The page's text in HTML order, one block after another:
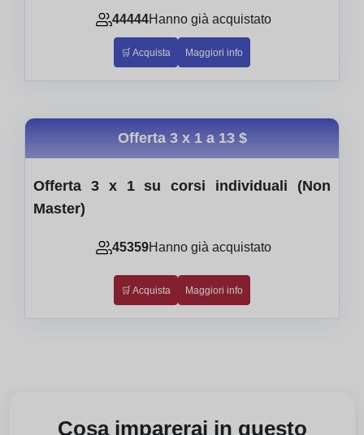
44444Hanno già acquistato
🛒 Acquista Maggiori info
Offerta 3 x 1 a 13 $
Offerta 3 x 1 su corsi individuali (Non
Master)
45359Hanno già acquistato
🛒 Acquista Maggiori info
Cosa imparerai in questo